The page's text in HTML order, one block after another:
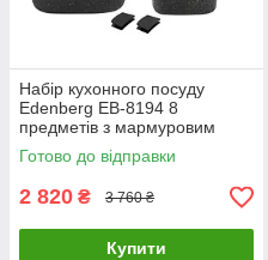
Набір кухонного посуду
Edenberg EB-8194 8
предметів з мармуровим
антипригарним покриттям
Готово до відправки
2 820 ₴ 3 760 ₴
Купити